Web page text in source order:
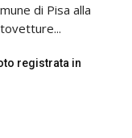
di Pisa alla
registrata in